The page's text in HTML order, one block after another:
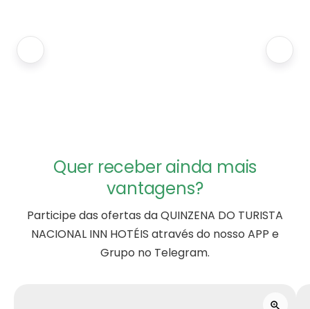
Quer receber ainda mais
vantagens?
Participe das ofertas da QUINZENA DO TURISTA
NACIONAL INN HOTÉIS através do nosso APP e
Grupo no Telegram.